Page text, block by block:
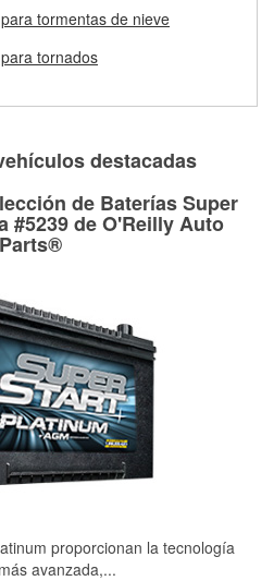
de Préstamo de
para determinar si pueden
Si tus tambores o discos no
ayudarte a encontrar las
para tu reparación.
y discos de freno
tormentas de nieve
tornados
destacadas
de Baterías Super
#5239 de O'Reilly Auto
Parts®
proporcionan la tecnología
avanzada,...